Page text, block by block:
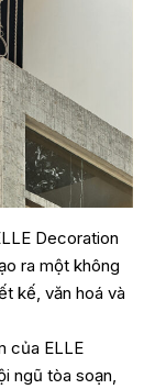
Decoration
ra một không
kế, văn hoá và
của ELLE
ngũ tòa soạn,